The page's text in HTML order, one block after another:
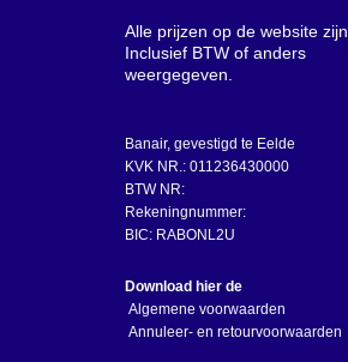
Alle prijzen op de website zijn
Inclusief BTW of anders
weergegeven.
Banair, gevestigd te Eelde
KVK NR.: 011236430000
BTW NR:
Rekeningnummer:
BIC: RABONL2U
Download hier de
Algemene voorwaarden
Annuleer- en retourvoorwaarden